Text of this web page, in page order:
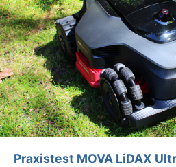
Praxistest MOVA LiDAX